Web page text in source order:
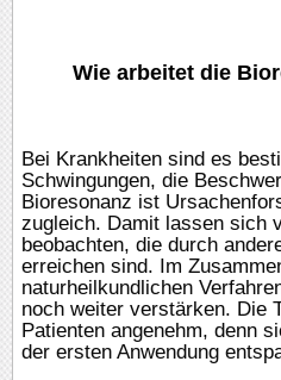
Wie arbeitet die
Bei Krankheiten sind es
Schwingungen, die
Bioresonanz ist
zugleich. Damit lassen sich
beobachten, die durch
erreichen sind. Im
naturheilkundlichen
noch weiter verstärken. Die
Patienten angenehm, denn
der ersten Anwendung